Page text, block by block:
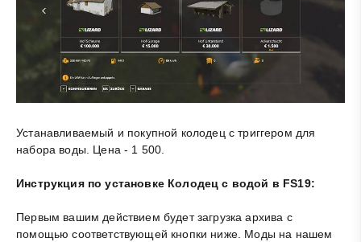
Устанавливаемый и покупной колодец с триггером для
набора воды. Цена - 1 500.
Инструкция по установке Колодец с водой в FS19:
Первым вашим действием будет загрузка архива с
помощью соответствующей кнопки ниже. Моды на нашем